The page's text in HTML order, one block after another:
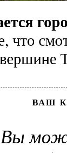
что
ВАШ
Вы